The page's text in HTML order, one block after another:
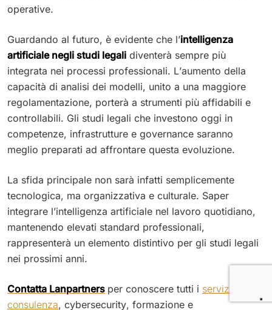
operative.
Guardando al futuro, è evidente che l’intelligenza
artificiale negli studi legali diventerà sempre più
integrata nei processi professionali. L’aumento della
capacità di analisi dei modelli, unito a una maggiore
regolamentazione, porterà a strumenti più affidabili e
controllabili. Gli studi legali che investono oggi in
competenze, infrastrutture e governance saranno
meglio preparati ad affrontare questa evoluzione.
La sfida principale non sarà infatti semplicemente
tecnologica, ma organizzativa e culturale. Saper
integrare l’intelligenza artificiale nel lavoro quotidiano,
mantenendo elevati standard professionali,
rappresenterà un elemento distintivo per gli studi legali
nei prossimi anni.
Contatta Lanpartners per conoscere tutti i servizi di
consulenza, cybersecurity, formazione e